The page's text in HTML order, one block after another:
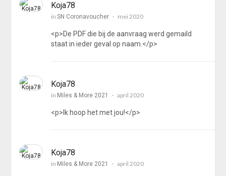
Koja78
inSN Coronavoucher mei 2020
<p>De PDF die bij de aanvraag werd gemaild
staat in ieder geval op naam.</p>
Koja78
in Miles & More 2021 april 2020
<p>Ik hoop het met jou!</p>
Koja78
in Miles & More 2021 april 2020